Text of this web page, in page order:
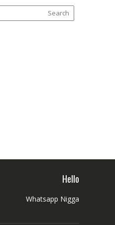
Hello
Whatsapp Nigga